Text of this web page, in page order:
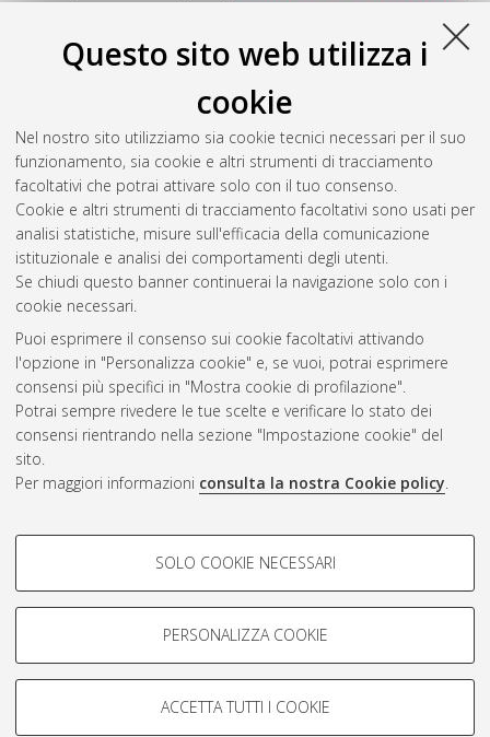
Questo sito web utilizza i
cookie
Nel nostro sito utilizziamo sia cookie tecnici necessari per il suo
funzionamento, sia cookie e altri strumenti di tracciamento
facoltativi che potrai attivare solo con il tuo consenso.
Cookie e altri strumenti di tracciamento facoltativi sono usati per
analisi statistiche, misure sull'efficacia della comunicazione
istituzionale e analisi dei comportamenti degli utenti.
Se chiudi questo banner continuerai la navigazione solo con i
cookie necessari.
Puoi esprimere il consenso sui cookie facoltativi attivando
l'opzione in "Personalizza cookie" e, se vuoi, potrai esprimere
consensi più specifici in "Mostra cookie di profilazione".
Potrai sempre rivedere le tue scelte e verificare lo stato dei
consensi rientrando nella sezione "Impostazione cookie" del
sito.
Per maggiori informazioni consulta la nostra Cookie policy.
COOKIE DI PROFILAZIONE -
Si tratta di cookie utilizzati per analizzare le caratteristiche della
navigazione degli utenti, creare profili in base al loro comportamento
Mostra cookie di profilazione
SOLO COOKIE NECESSARI
PERSONALIZZA COOKIE
ACCETTA TUTTI I COOKIE
Architettura [LM-
DM270] - Cesena, Documento full-text non disponibile
Il sito archeologico di Santa Croce a
programmata.[Laurea magistrale], Università di Bologna,
Corso di Studio inArchitettura [LM-DM270] - Cesena,
Documento full-text non disponibile
Questa lista e' stata generata ilThu Aug 6 20:37:12 2026
CEST
Atom
Rss 1.0
Rss 2.0
AMS Laurea
Impostazioni Cookie
Informativa sulla privacy
Condizioni d’uso del sito